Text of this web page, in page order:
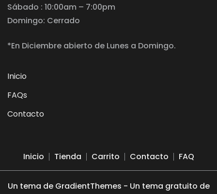
Sábado : 10:00am – 7:00pm
Domingo: Cerrado
*En Diciembre abierto de Lunes a Domingo.
Inicio
FAQs
Contacto
Inicio Tienda Carrito Contacto FAQ
Un tema de GradientThemes - Un tema gratuito de